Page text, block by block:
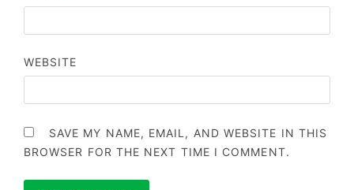
WEBSITE
SAVE MY NAME, EMAIL, AND WEBSITE IN THIS
BROWSER FOR THE NEXT TIME I COMMENT.